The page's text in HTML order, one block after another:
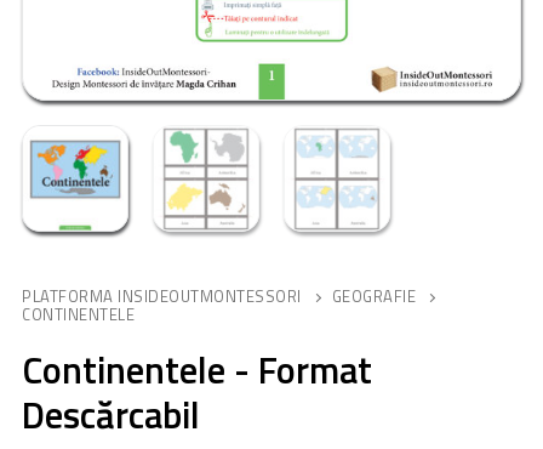
PLATFORMA INSIDEOUTMONTESSORI GEOGRAFIE
CONTINENTELE
Continentele - Format
Descărcabil